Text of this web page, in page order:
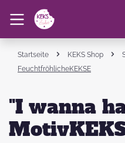
Startseite KEKS Shop
FeuchtfröhlicheKEKSE
"I wanna